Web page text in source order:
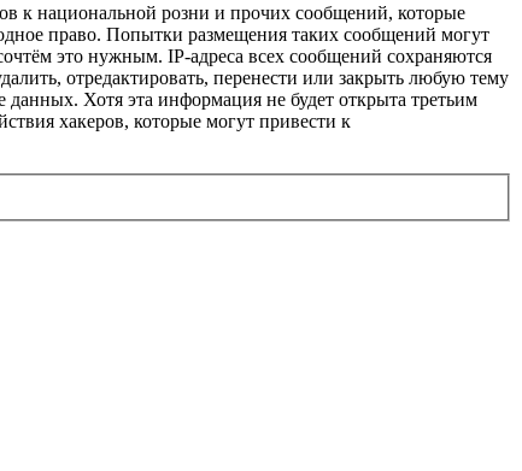
к национальной розни и прочих сообщений, которые
право. Попытки размещения таких сообщений могут
это нужным. IP-адреса всех сообщений сохраняются
отредактировать, перенести или закрыть любую тему
Хотя эта информация не будет открыта третьим
хакеров, которые могут привести к